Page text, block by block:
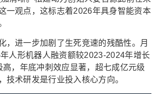
一观点，这标志着2026年具身智能资本
，进一步加剧了生死竞速的残酷性。月
人形机器人融资额较2023-2024年增长
，年底冲刺效应显著，超七成亿元级
技术研发是行业投入核心方向。